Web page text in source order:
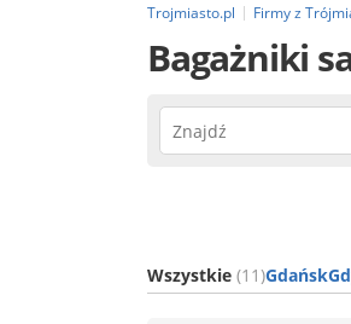
Trojmiasto.pl Firmy z
Bagażniki
Wszystkie (11)Gdańsk